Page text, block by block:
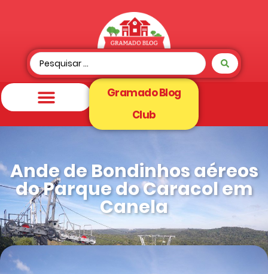
Gramado Blog
Club
Ande de Bondinhos aéreos
do Parque do Caracol em
Canela